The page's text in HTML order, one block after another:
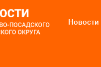
Новости